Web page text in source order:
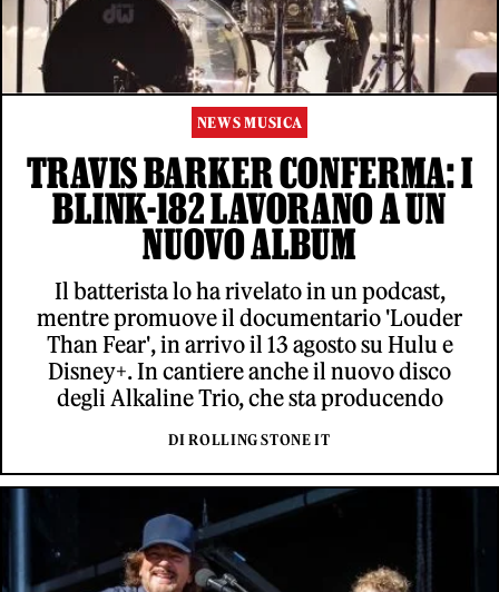
NEWS MUSICA
TRAVIS BARKER CONFERMA: I
BLINK-182 LAVORANO A UN
NUOVO ALBUM
Il batterista lo ha rivelato in un podcast,
mentre promuove il documentario 'Louder
Than Fear', in arrivo il 13 agosto su Hulu e
Disney+. In cantiere anche il nuovo disco
degli Alkaline Trio, che sta producendo
DI ROLLING STONE IT